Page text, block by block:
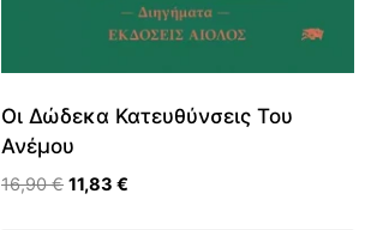
Οι Δώδεκα Κατευθύνσεις Του
Ανέμου
16,90€ Original
11,83 €